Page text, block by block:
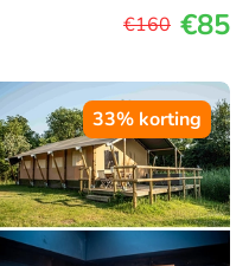
€160 €85
33% korting